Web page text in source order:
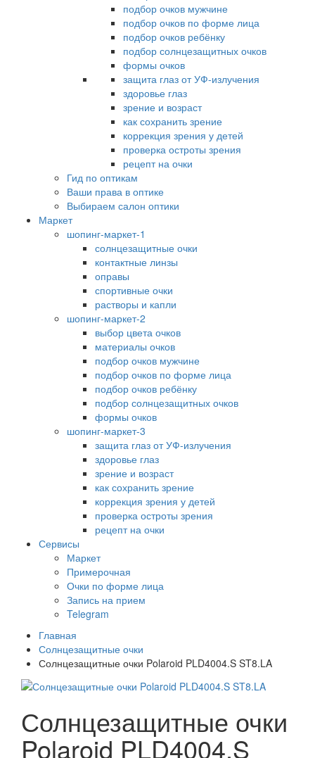
подбор очков мужчине
подбор очков по форме лица
подбор очков ребёнку
подбор солнцезащитных очков
формы очков
защита глаз от УФ-излучения
здоровье глаз
зрение и возраст
как сохранить зрение
коррекция зрения у детей
проверка остроты зрения
рецепт на очки
Гид по оптикам
Ваши права в оптике
Выбираем салон оптики
Маркет
шопинг-маркет-1
солнцезащитные очки
контактные линзы
оправы
спортивные очки
растворы и капли
шопинг-маркет-2
выбор цвета очков
материалы очков
подбор очков мужчине
подбор очков по форме лица
подбор очков ребёнку
подбор солнцезащитных очков
формы очков
шопинг-маркет-3
защита глаз от УФ-излучения
здоровье глаз
зрение и возраст
как сохранить зрение
коррекция зрения у детей
проверка остроты зрения
рецепт на очки
Сервисы
Маркет
Примерочная
Очки по форме лица
Запись на прием
Telegram
Главная
Солнцезащитные очки
Солнцезащитные очки Polaroid PLD4004.S ST8.LA
Солнцезащитные очки
Polaroid PLD4004.S